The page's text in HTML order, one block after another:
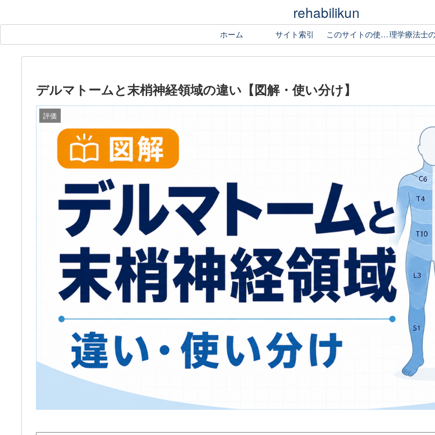
rehabilikun
ホーム サイト索引 このサイトの使い方
デルマトームと末梢神経領域の違い【図解・使い分け】
評価